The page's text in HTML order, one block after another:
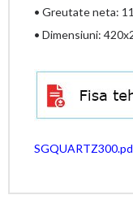
• Greutate neta:
• Dimensiuni: